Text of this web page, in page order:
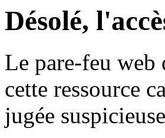
Désolé,
Le pare-feu web
cette ressource
jugée